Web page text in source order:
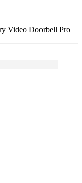
Video Doorbell Pro